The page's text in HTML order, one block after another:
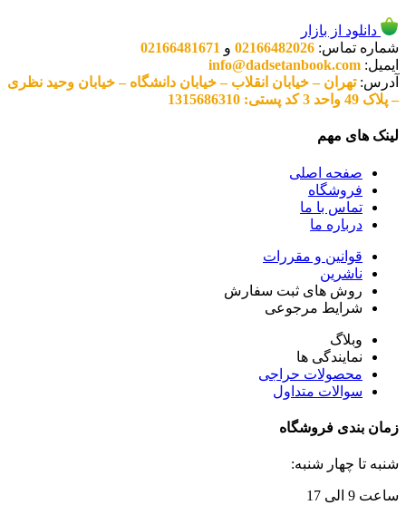
دانلود از بازار
شماره تماس: 02166482026 و 02166481671
ایمیل: info@dadsetanbook.com
آدرس:تهران – خیابان انقلاب – خیابان دانشگاه – خیابان وحید نظری
– پلاک 49 واحد 3 کد پستی: 1315686310
لینک های مهم
صفحه اصلی
فروشگاه
تماس با ما
درباره ما
قوانین و مقررات
ناشرین
روش های ثبت سفارش
شرایط مرجوعی
وبلاگ
نمایندگی ها
محصولات حراجی
سوالات متداول
زمان بندی فروشگاه
شنبه تا چهار شنبه:
ساعت 9 الی 17